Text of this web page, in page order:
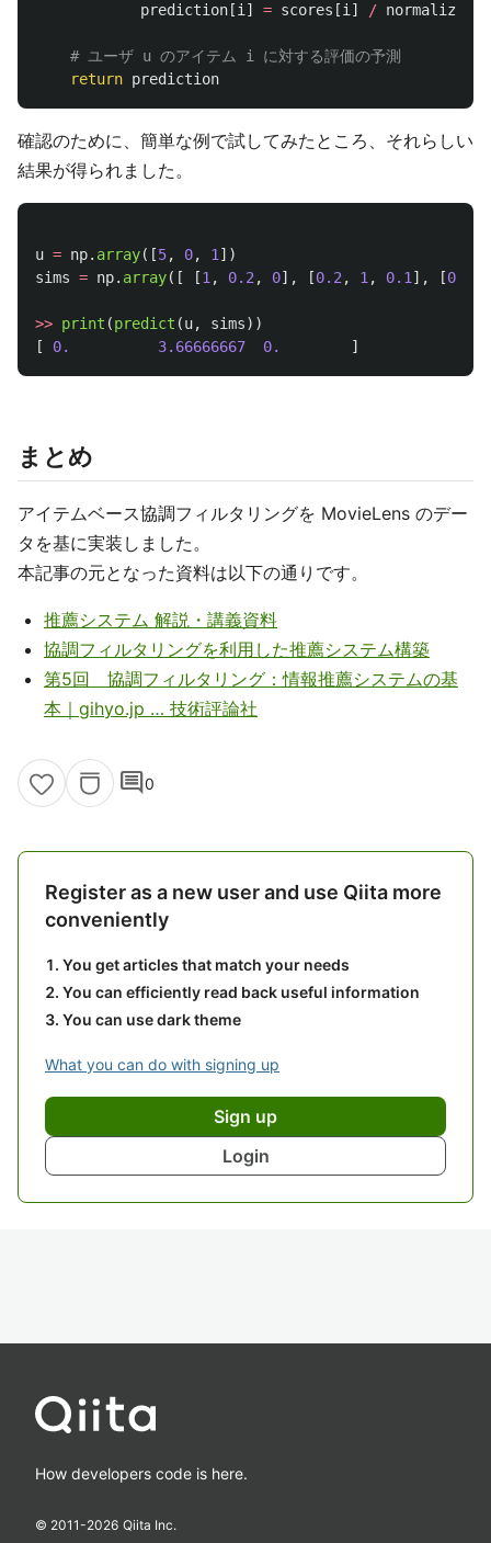
prediction [i ] = scores [i ] / normalizers
return prediction
確認のために、簡単な例で試してみたところ、それらしい
結果が得られました。
u = np. array([5, 0, 1 ])
sims = np. array([ [1 , 0.2 , 0], [0.2 , 1 , 0.1 ], [0
>> print (predict (u, sims))
[
0. 3.66666667 0. ]
まとめ
アイテムベース協調フィルタリングを MovieLens のデー
タを基に実装しました。
本記事の元となった資料は以下の通りです。
推薦システム 解説・講義資料
協調フィルタリングを利用した推薦システム構築
第5回 協調フィルタリング：情報推薦システムの基
本｜gihyo.jp … 技術評論社
comment0
Register as a new user and use Qiita more
conveniently
You get articles that match your needs
You can efficiently read back useful information
You can use dark theme
What you can do with signing up
Sign up
Login
How developers code is here.
© 2011-2026 Qiita Inc.